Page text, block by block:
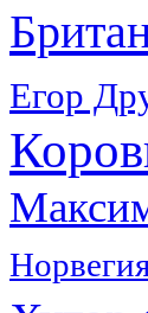
Егор